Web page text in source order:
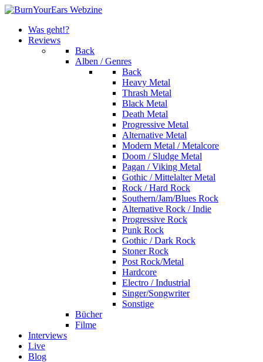
Was geht!?
Reviews
Back
Alben / Genres
Back
Heavy Metal
Thrash Metal
Black Metal
Death Metal
Progressive Metal
Alternative Metal
Modern Metal / Metalcore
Doom / Sludge Metal
Pagan / Viking Metal
Gothic / Mittelalter Metal
Rock / Hard Rock
Southern/Jam/Blues Rock
Alternative Rock / Indie
Progressive Rock
Punk Rock
Gothic / Dark Rock
Stoner Rock
Post Rock/Metal
Hardcore
Electro / Industrial
Singer/Songwriter
Sonstige
Bücher
Filme
Interviews
Live
Blog